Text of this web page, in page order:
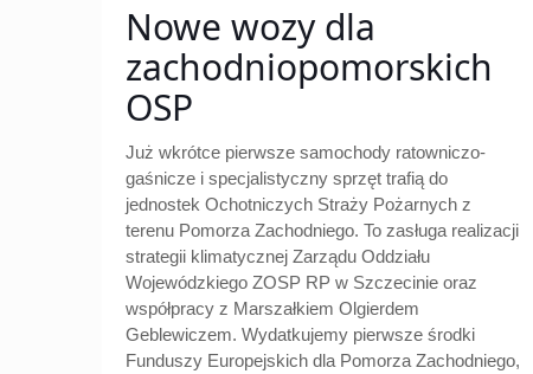
Nowe wozy dla
zachodniopomorskich
OSP
Już wkrótce pierwsze samochody ratowniczo-
gaśnicze i specjalistyczny sprzęt trafią do
jednostek Ochotniczych Straży Pożarnych z
terenu Pomorza Zachodniego. To zasługa realizacji
strategii klimatycznej Zarządu Oddziału
Wojewódzkiego ZOSP RP w Szczecinie oraz
współpracy z Marszałkiem Olgierdem
Geblewiczem. Wydatkujemy pierwsze środki
Funduszy Europejskich dla Pomorza Zachodniego,